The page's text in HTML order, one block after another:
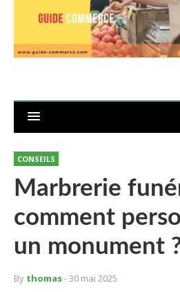
CONSEILS
Marbrerie
comment
un monument
By thomas- 30 mai 2025